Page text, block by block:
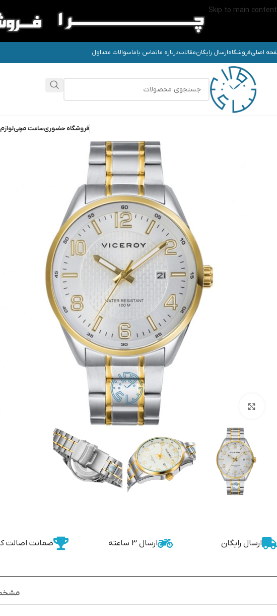
Skip to main content
اصلیفروشگاهارسال رایگانمقالاتدرباره ماتماس باماسوالات متداول
فروشگاه حضوریساعت مچی
ارسال رایگان ارسال 3 ساعته ضمانت اصالت